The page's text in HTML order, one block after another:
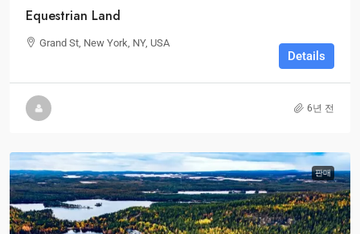
Equestrian Land
Grand St, New York, NY, USA
Details
6년 전
판매